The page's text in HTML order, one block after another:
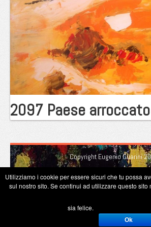
2097 Paese arroccato
Copyright Eugenio Guarini
Utilizziamo i cookie per essere sicuri che tu possa
sul nostro sito. Se continui ad utilizzare questo sito
sia felice.
Ok